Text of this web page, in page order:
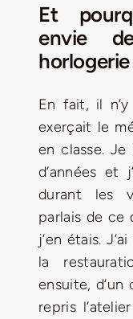
Et
envie
horlogerie
En fait, il
exerçait le
en classe. Je
d’années et
durant les
parlais de ce
j’en étais.
la
ensuite, d’un
repris